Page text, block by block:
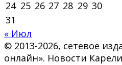
24 25 26 27 28 29 30
31
« Июл
© 2013-2026, сетевое
онлайн». Новости